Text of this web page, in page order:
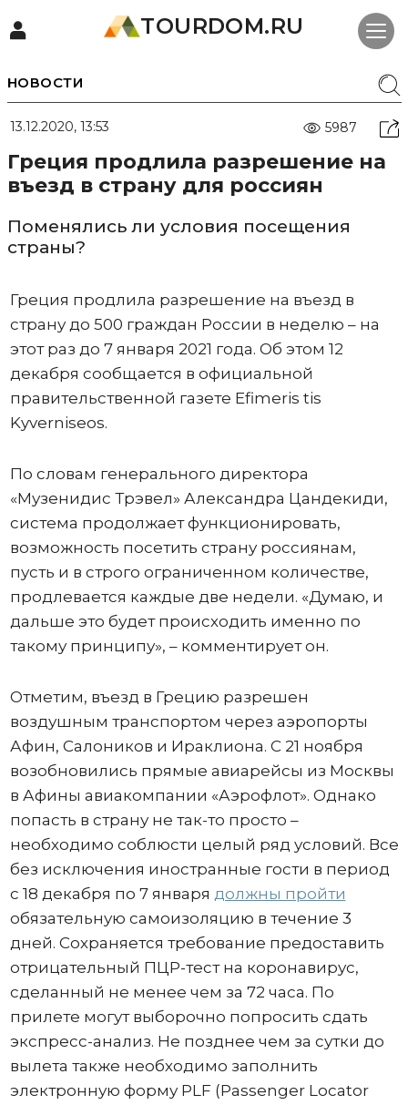
TOURDOM.RU
НОВОСТИ
13.12.2020, 13:53 5987
Греция продлила разрешение на
въезд в страну для россиян
Поменялись ли условия посещения
страны?
Греция продлила разрешение на въезд в
страну до 500 граждан России в неделю – на
этот раз до 7 января 2021 года. Об этом 12
декабря сообщается в официальной
правительственной газете Efimeris tis
Kyverniseos.
По словам генерального директора
«Музенидис Трэвел» Александра Цандекиди,
система продолжает функционировать,
возможность посетить страну россиянам,
пусть и в строго ограниченном количестве,
продлевается каждые две недели. «Думаю, и
дальше это будет происходить именно по
такому принципу», – комментирует он.
Отметим, въезд в Грецию разрешен
воздушным транспортом через аэропорты
Афин, Салоников и Ираклиона. С 21 ноября
возобновились прямые авиарейсы из Москвы
в Афины авиакомпании «Аэрофлот». Однако
попасть в страну не так-то просто –
необходимо соблюсти целый ряд условий. Все
без исключения иностранные гости в период
с 18 декабря по 7 января должны пройти
обязательную самоизоляцию в течение 3
дней. Сохраняется требование предоставить
отрицательный ПЦР-тест на коронавирус,
сделанный не менее чем за 72 часа. По
прилете могут выборочно попросить сдать
экспресс-анализ. Не позднее чем за сутки до
вылета также необходимо заполнить
электронную форму PLF (Passenger Locator